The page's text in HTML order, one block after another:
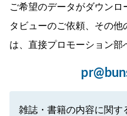
ご希望のデータがダウン
タビューのご依頼、その
は、直接プロモーション部
雑誌・書籍の内容に関す